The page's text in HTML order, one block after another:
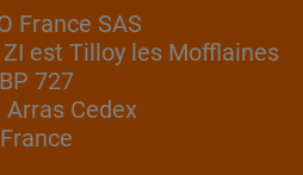
France SAS
est Tilloy les Mofflaines
BP 727
Arras Cedex
France